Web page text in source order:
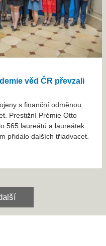
věd ČR převzali
s finanční odměnou
Prestižní Prémie Otto
565 laureátů a laureátek.
přidalo dalších třiadvacet.